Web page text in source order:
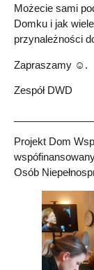
Możecie sami
Domku i jak
przynależności
Zapraszamy ☺.
Zespół DWD
Projekt Dom
Osób